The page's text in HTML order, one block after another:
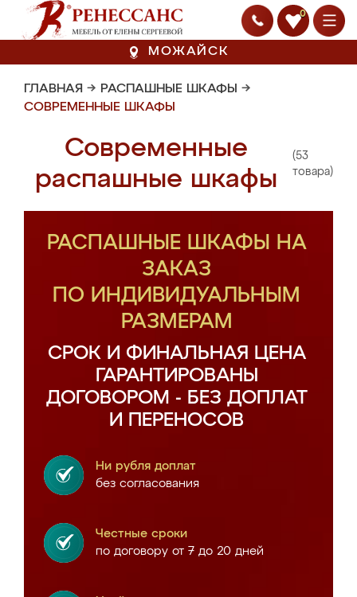
0
МОЖАЙСК
ГЛАВНАЯ → РАСПАШНЫЕ ШКАФЫ →
СОВРЕМЕННЫЕ ШКАФЫ
Современные
распашные шкафы
(53
товара)
РАСПАШНЫЕ ШКАФЫ НА
ЗАКАЗ
ПО ИНДИВИДУАЛЬНЫМ
РАЗМЕРАМ
СРОК И ФИНАЛЬНАЯ ЦЕНА
ГАРАНТИРОВАНЫ
ДОГОВОРОМ - БЕЗ ДОПЛАТ
И ПЕРЕНОСОВ
Ни рубля доплат
без согласования
Честные сроки
по договору от 7 до 20 дней